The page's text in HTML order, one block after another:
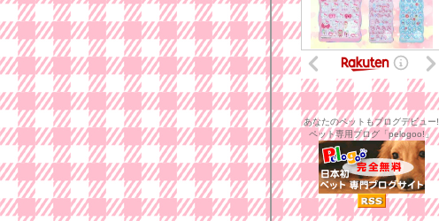
あなたのペットもブログデビュー!
ペット専用ブログ「pelogoo!」